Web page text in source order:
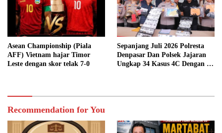
Asean Championship (Piala
AFF) Vietnam hajar Timor
Leste dengan skor telak 7-0
Sepanjang Juli 2026 Polresta
Denpasar Dan Polsek Jajaran
Ungkap 34 Kasus 4C Dengan 42
Recommendation for You